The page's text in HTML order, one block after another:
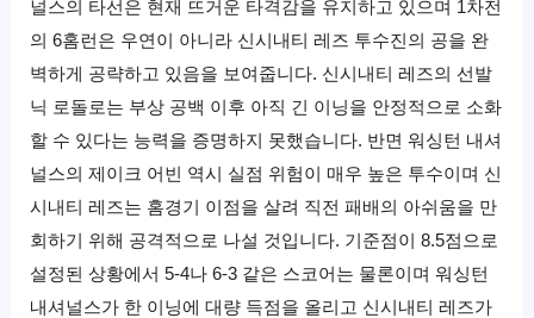
널스의 타선은 현재 뜨거운 타격감을 유지하고 있으며 1차전
의 6홈런은 우연이 아니라 신시내티 레즈 투수진의 공을 완
벽하게 공략하고 있음을 보여줍니다. 신시내티 레즈의 선발
닉 로돌로는 부상 공백 이후 아직 긴 이닝을 안정적으로 소화
할 수 있다는 능력을 증명하지 못했습니다. 반면 워싱턴 내셔
널스의 제이크 어빈 역시 실점 위험이 매우 높은 투수이며 신
시내티 레즈는 홈경기 이점을 살려 직전 패배의 아쉬움을 만
회하기 위해 공격적으로 나설 것입니다. 기준점이 8.5점으로
설정된 상황에서 5-4나 6-3 같은 스코어는 물론이며 워싱턴
내셔널스가 한 이닝에 대량 득점을 올리고 신시내티 레즈가